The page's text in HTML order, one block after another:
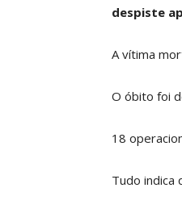
despiste
A vítima
O óbito foi
18
Tudo indica